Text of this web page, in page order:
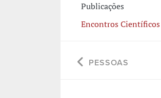
Publicações
Encontros Científicos
PESSOAS